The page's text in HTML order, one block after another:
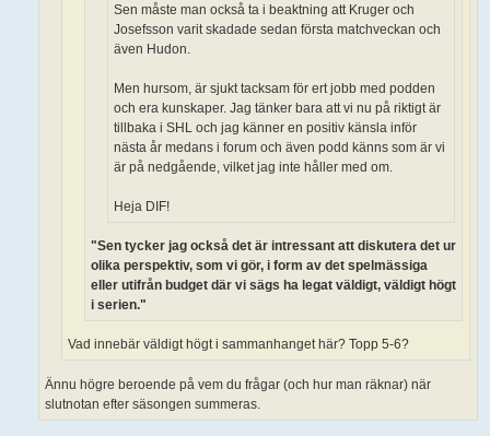
Sen måste man också ta i beaktning att Kruger och
Josefsson varit skadade sedan första matchveckan och
även Hudon.
Men hursom, är sjukt tacksam för ert jobb med podden
och era kunskaper. Jag tänker bara att vi nu på riktigt är
tillbaka i SHL och jag känner en positiv känsla inför
nästa år medans i forum och även podd känns som är vi
är på nedgående, vilket jag inte håller med om.
Heja DIF!
"Sen tycker jag också det är intressant att diskutera det ur
olika perspektiv, som vi gör, i form av det spelmässiga
eller utifrån budget där vi sägs ha legat väldigt, väldigt högt
i serien."
Vad innebär väldigt högt i sammanhanget här? Topp 5-6?
Ännu högre beroende på vem du frågar (och hur man räknar) när
slutnotan efter säsongen summeras.